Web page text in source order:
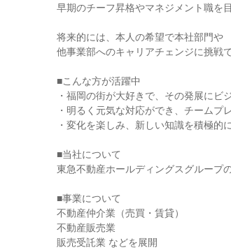
早期のチーフ昇格やマネジメント職を
将来的には、本人の希望で本社部門や
他事業部へのキャリアチェンジに挑戦
■こんな方が活躍中
・福岡の街が大好きで、その発展にビ
・明るく元気な対応ができ、チームプ
・変化を楽しみ、新しい知識を積極的
■当社について
東急不動産ホールディングスグループ
■事業について
不動産仲介業（売買・賃貸）
不動産販売業
販売受託業 などを展開